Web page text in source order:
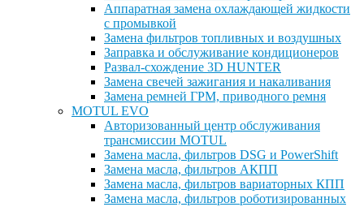
Аппаратная замена охлаждающей жидкости
с промывкой
Замена фильтров топливных и воздушных
Заправка и обслуживание кондиционеров
Развал-схождение 3D HUNTER
Замена свечей зажигания и накаливания
Замена ремней ГРМ, приводного ремня
MOTUL EVO
Авторизованный центр обслуживания
трансмиссии MOTUL
Замена масла, фильтров DSG и PowerShift
Замена масла, фильтров АКПП
Замена масла, фильтров вариаторных КПП
Замена масла, фильтров роботизированных